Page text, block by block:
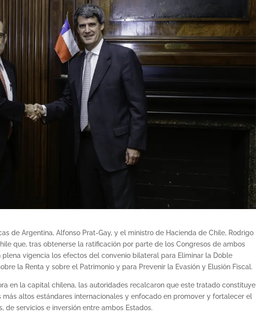
de Argentina, Alfonso Prat-Gay, y el ministro de Hacienda de Chile, Rodrigo
que, tras obtenerse la ratificación por parte de los Congresos de ambos
plena vigencia los efectos del convenio bilateral para Eliminar la Doble
la Renta y sobre el Patrimonio y para Prevenir la Evasión y Elusión Fiscal.
en la capital chilena, las autoridades recalcaron que este tratado constituye
altos estándares internacionales y enfocado en promover y fortalecer el
servicios e inversión entre ambos Estados.